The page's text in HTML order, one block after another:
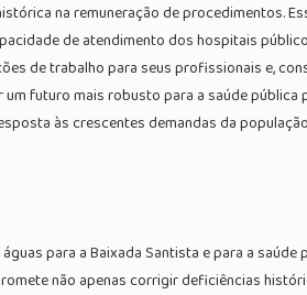
na remuneração de procedimentos.
de atendimento dos hospitais
de trabalho para seus profissionais e,
futuro mais robusto para a saúde
às crescentes demandas da
para a Baixada Santista e para a
não apenas corrigir deficiências